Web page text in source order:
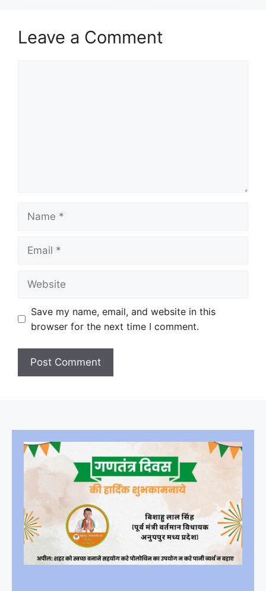
Leave a Comment
Save my name, email, and website in this
browser for the next time I comment.